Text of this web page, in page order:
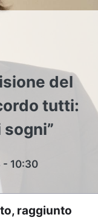
del
tutti:
- 10:30
raggiunto